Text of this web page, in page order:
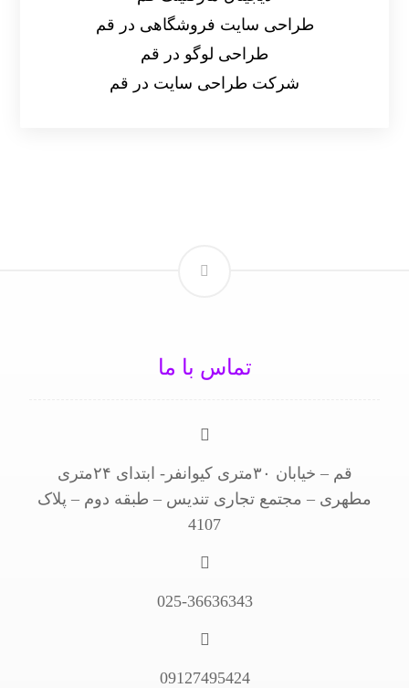
طراحی سایت فروشگاهی در قم
طراحی لوگو در قم
شرکت طراحی سایت در قم
تماس با ما
قم – خیابان ۳۰متری کیوانفر- ابتدای ۲۴متری
مطهری – مجتمع تجاری تندیس – طبقه دوم – پلاک
4107
025-36636343
09127495424